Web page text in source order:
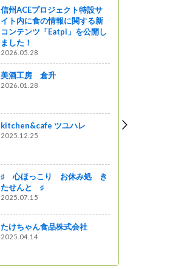
信州ACEプロジェクト特設サ
イト内に食の情報に関する新
コンテンツ「Eatpi」を公開し
ました！
2026.05.28
美酒工房 倉升
2026.01.28
kitchen&cafe ツユハレ
2025.12.25
♯ 心ほっこり お休み処 き
たせんと ♯
2025.07.15
たけちゃん食品株式会社
2025.04.14